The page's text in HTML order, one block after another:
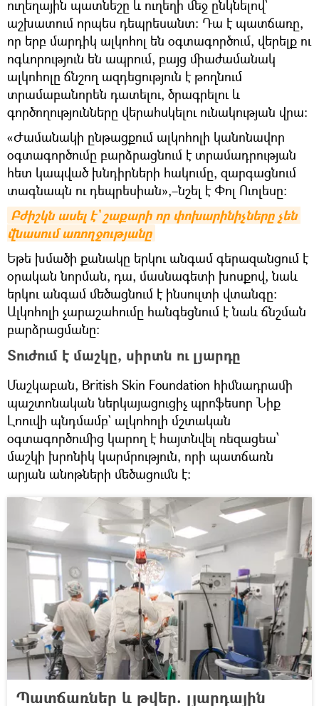
ուղեղային պատնեշը և ուղեղի մեջ ընկնելով՝
աշխատում որպես դեպրեսանտ։ Դա է պատճառը,
որ երբ մարդիկ ալկոհոլ են օգտագործում, վերելք ու
ոգևորություն են ապրում, բայց միաժամանակ
ալկոհոլը ճնշող ազդեցություն է թողնում
տրամաբանորեն դատելու, ծրագրելու և
գործողությունները վերահսկելու ունակության վրա։
«Ժամանակի ընթացքում ալկոհոլի կանոնավոր
օգտագործումը բարձրացնում է տրամադրության
հետ կապված խնդիրների հակումը, զարգացնում
տագնապն ու դեպրեսիան»,–նշել է Փոլ Ուոլեսը:
Բժիշկն ասել է` շաքարի որ փոխարինիչները չեն
վնասում առողջությանը
Եթե խմածի քանակը երկու անգամ գերազանցում է
օրական նորման, դա, մասնագետի խոսքով, նաև
երկու անգամ մեծացնում է ինսուլտի վտանգը:
Ալկոհոլի չարաշահումը հանգեցնում է նաև ճնշման
բարձրացմանը:
Տուժում է մաշկը, սիրտն ու լյարդը
Մաշկաբան, British Skin Foundation հիմնադրամի
պաշտոնական ներկայացուցիչ պրոֆեսոր Նիք
Լոուվի պնդմամբ` ալկոհոլի մշտական
օգտագործումից կարող է հայտնվել ռեզացեա՝
մաշկի խրոնիկ կարմրություն, որի պատճառն
արյան անոթների մեծացումն է։
Պատճառներ և թվեր. լյարդային